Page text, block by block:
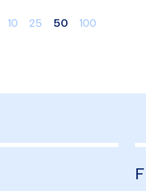
10 25 50 100